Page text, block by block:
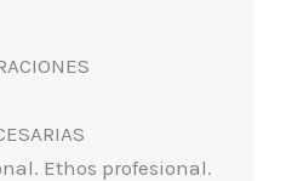
Ethos profesional.